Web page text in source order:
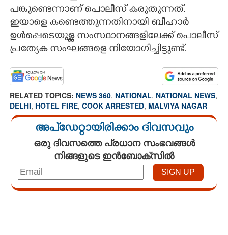
പങ്കുണ്ടെന്നാണ് പൊലീസ് കരുതുന്നത്.
ഇയാളെ കണ്ടെത്തുന്നതിനായി ബീഹാർ
ഉൾപ്പെടെയുള്ള സംസ്ഥാനങ്ങളിലേക്ക് പൊലീസ്
പ്രത്യേക സംഘങ്ങളെ നിയോഗിച്ചിട്ടുണ്ട്.
RELATED TOPICS: NEWS 360, NATIONAL, NATIONAL NEWS,
DELHI, HOTEL FIRE, COOK ARRESTED, MALVIYA NAGAR
അപ്ഡേറ്റായിരിക്കാം ദിവസവും
ഒരു ദിവസത്തെ പ്രധാന സംഭവങ്ങൾ
നിങ്ങളുടെ ഇൻബോക്സിൽ